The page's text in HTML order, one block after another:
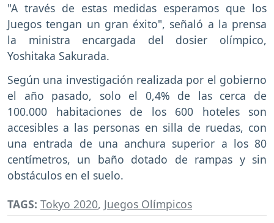
"A través de estas medidas esperamos que los
Juegos tengan un gran éxito", señaló a la prensa
la ministra encargada del dosier olímpico,
Yoshitaka Sakurada.
Según una investigación realizada por el gobierno
el año pasado, solo el 0,4% de las cerca de
100.000 habitaciones de los 600 hoteles son
accesibles a las personas en silla de ruedas, con
una entrada de una anchura superior a los 80
centímetros, un baño dotado de rampas y sin
obstáculos en el suelo.
TAGS: Tokyo 2020, Juegos Olímpicos